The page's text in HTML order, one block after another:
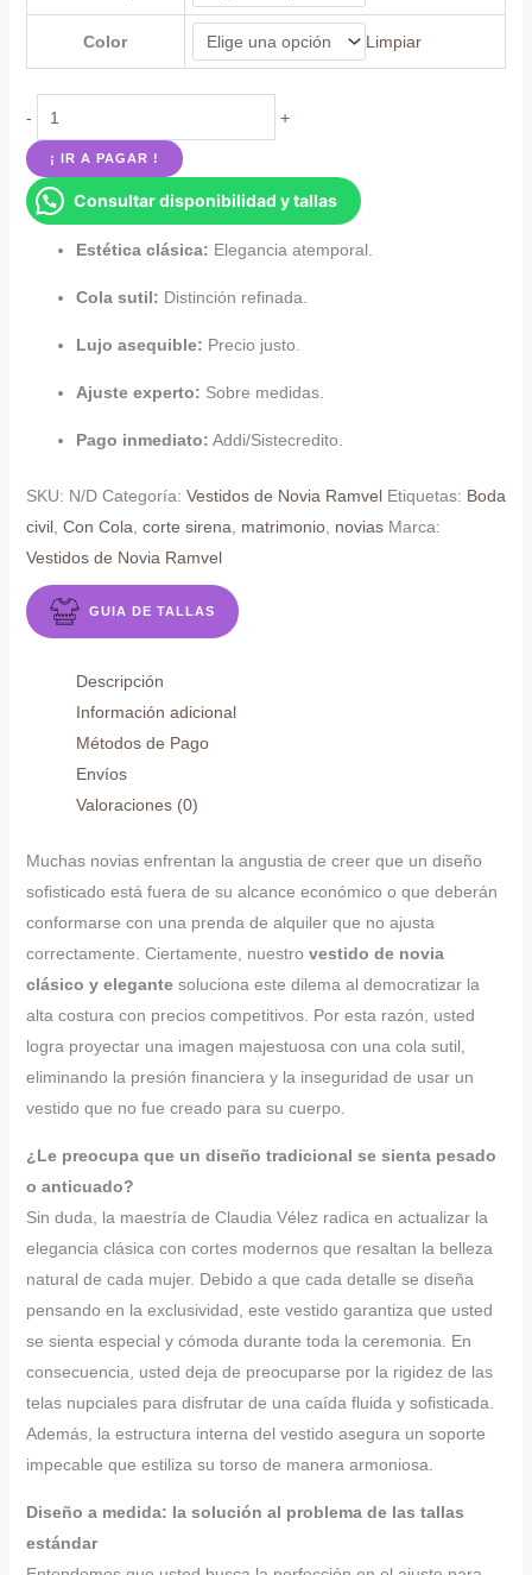
Color Limpiar
-
Vestido
de
novia
clasico
+
¡ IR A PAGAR !
Consultar disponibilidad y tallas
Estética clásica: Elegancia atemporal.
Cola sutil: Distinción refinada.
Lujo asequible: Precio justo.
Ajuste experto: Sobre medidas.
Pago inmediato: Addi/Sistecredito.
SKU: N/D Categoría: Vestidos de Novia Ramvel Etiquetas: Boda
civil, Con Cola corte sirena matrimonio, novias Marca:
Vestidos de Novia Ramvel
GUIA DE TALLAS
Descripción
Información adicional
Métodos de Pago
Envíos
Valoraciones (0)
Muchas novias enfrentan la angustia de creer que un diseño
sofisticado está fuera de su alcance económico o que deberán
conformarse con una prenda de alquiler que no ajusta
correctamente. Ciertamente, nuestro vestido de novia
clásico y elegantesoluciona este dilema al democratizar la
alta costura con precios competitivos. Por esta razón, usted
logra proyectar una imagen majestuosa con una cola sutil,
eliminando la presión financiera y la inseguridad de usar un
vestido que no fue creado para su cuerpo.
¿Le preocupa que un diseño tradicional se sienta pesado
o anticuado?
Sin duda, la maestría de Claudia Vélez radica en actualizar la
elegancia clásica con cortes modernos que resaltan la belleza
natural de cada mujer. Debido a que cada detalle se diseña
pensando en la exclusividad, este vestido garantiza que usted
se sienta especial y cómoda durante toda la ceremonia. En
consecuencia, usted deja de preocuparse por la rigidez de las
telas nupciales para disfrutar de una caída fluida y sofisticada.
Además, la estructura interna del vestido asegura un soporte
impecable que estiliza su torso de manera armoniosa.
Diseño a medida: la solución al problema de las tallas
estándar